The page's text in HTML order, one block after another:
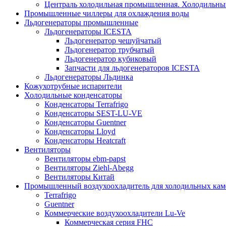
Централь холодильная промышленная.
Промышленные чиллеры для охлаждения воды
Льдогенераторы промышленные
Льдогенераторы ICESTA
Льдогенератор чешуйчатый
Льдогенератор трубчатый
Льдогенератор кубиковый
Запчасти для льдогенераторов ICESTA
Льдогенераторы Льдинка
Кожухотрубные испарители
Холодильные конденсаторы
Конденсаторы Terrafrigo
Конденсаторы SEST-LU-VE
Конденсаторы Guentner
Конденсаторы Lloyd
Конденсаторы Heatcraft
Вентиляторы
Вентиляторы ebm-papst
Вентиляторы Ziehl-Abegg
Вентиляторы Китай
Промышленный воздухоохладитель для холодильных
Terrafrigo
Guentner
Коммерческие воздухоохладители Lu-Ve
Коммерческая серия FHC